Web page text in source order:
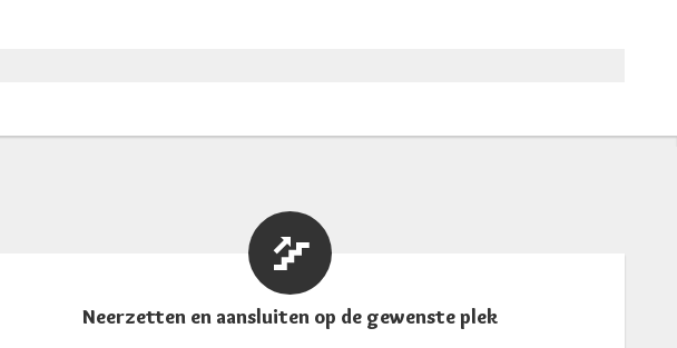
Neerzetten en aansluiten op de gewenste plek